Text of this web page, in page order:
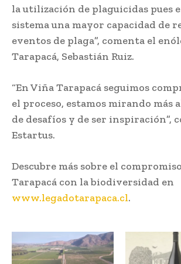
la utilización de plaguicidas pues
sistema una mayor capacidad de
eventos de plaga”, comenta el
Tarapacá, Sebastián Ruiz.
“En Viña Tarapacá seguimos
el proceso, estamos mirando más
de desafíos y de ser inspiración”,
Estartus.
Descubre más sobre el
Tarapacá con la biodiversidad en
www.legadotarapaca.cl.